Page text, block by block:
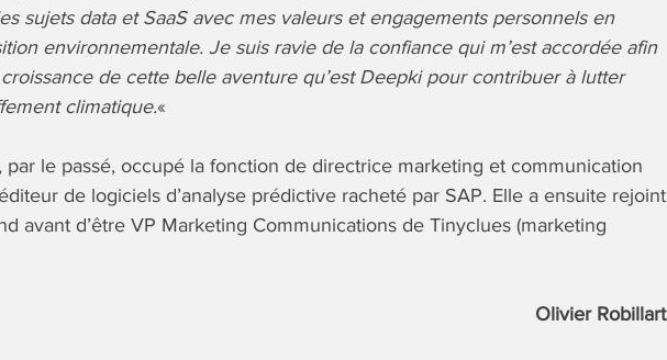
sujets data et SaaS avec mes valeurs et engagements personnels en
environnementale. Je suis ravie de la confiance qui m’est accordée afin
de cette belle aventure qu’est Deepki pour contribuer à lutter
climatique.«
par le passé, occupé la fonction de directrice marketing et communication
de logiciels d’analyse prédictive racheté par SAP. Elle a ensuite rejoint
avant d’être VP Marketing Communications de Tinyclues (marketing
Olivier Robillart